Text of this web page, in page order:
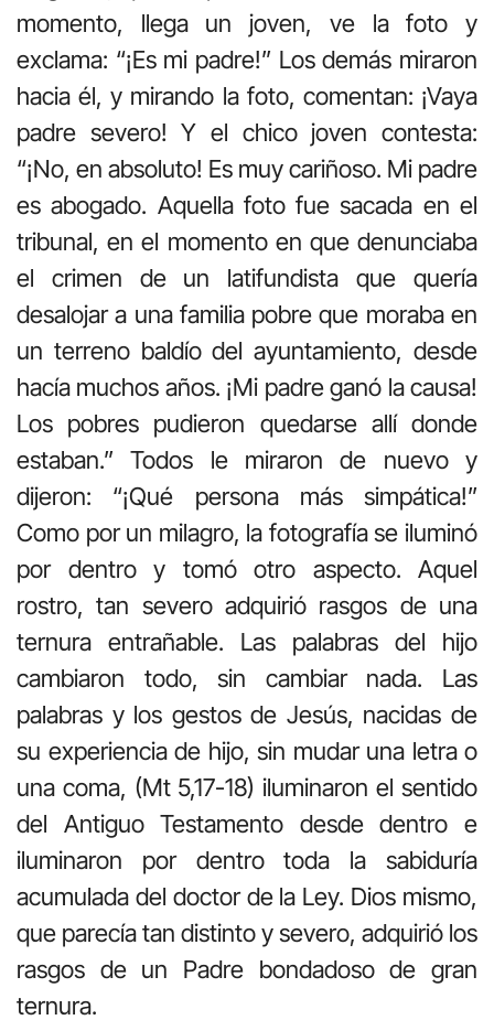
momento, llega un joven, ve la foto y
exclama: “¡Es mi padre!” Los demás miraron
hacia él, y mirando la foto, comentan: ¡Vaya
padre severo! Y el chico joven contesta:
“¡No, en absoluto! Es muy cariñoso. Mi padre
es abogado. Aquella foto fue sacada en el
tribunal, en el momento en que denunciaba
el crimen de un latifundista que quería
desalojar a una familia pobre que moraba en
un terreno baldío del ayuntamiento, desde
hacía muchos años. ¡Mi padre ganó la causa!
Los pobres pudieron quedarse allí donde
estaban.” Todos le miraron de nuevo y
dijeron: “¡Qué persona más simpática!”
Como por un milagro, la fotografía se iluminó
por dentro y tomó otro aspecto. Aquel
rostro, tan severo adquirió rasgos de una
ternura entrañable. Las palabras del hijo
cambiaron todo, sin cambiar nada. Las
palabras y los gestos de Jesús, nacidas de
su experiencia de hijo, sin mudar una letra o
una coma, (Mt 5,17-18) iluminaron el sentido
del Antiguo Testamento desde dentro e
iluminaron por dentro toda la sabiduría
acumulada del doctor de la Ley. Dios mismo,
que parecía tan distinto y severo, adquirió los
rasgos de un Padre bondadoso de gran
ternura.